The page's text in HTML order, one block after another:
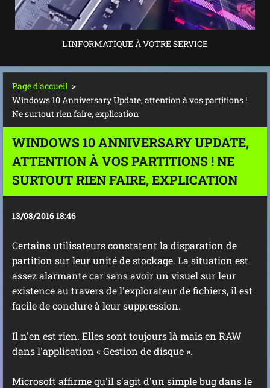
L'INFORMATIQUE À VOTRE SERVICE
Page d'accueil >
Windows 10 Anniversary Update, attention à vos partitions !
Ne surtout rien faire, explication
WINDOWS 10 ANNIVERSARY UPDATE,
ATTENTION À VOS PARTITIONS ! NE
SURTOUT RIEN FAIRE, EXPLICATION
13/08/2016 18:46
Certains utilisateurs constatent la disparation de
partition sur leur unité de stockage. La situation est
assez alarmante car sans avoir un visuel sur leur
existence au travers de l'explorateur de fichiers, il est
facile de conclure à leur suppression.
Il n'en est rien. Elles sont toujours là mais en RAW
dans l'application « Gestion de disque ».
Microsoft affirme qu'il s'agit d'un simple bug dans le